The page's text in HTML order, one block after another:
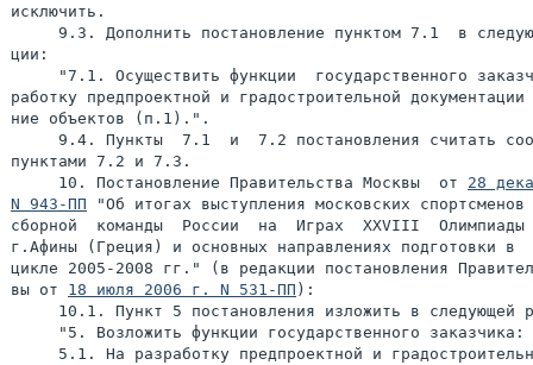
исключить.
9.3. Дополнить постановление пунктом 7.1  в
ции:
"7.1. Осуществить функции  государственного
работку предпроектной и градостроительной
ние объектов (п.1).".
9.4. Пункты  7.1  и  7.2 постановления считать
пунктами 7.2 и 7.3.
     10. Постановление Правительства Москвы  от
28
N 943-ПП "Об итогах выступления московских
сборной  команды  России  на  Играх  ХХVIII  Олимпиады
г.Афины (Греция) и основных направлениях подготовки в
цикле 2005-2008 гг." (в редакции постановления
вы от 18 июля 2006 г. N 531-ПП ):
10.1. Пункт 5 постановления изложить в следующей
     "5. Возложить функции государственного заказчика:
5.1. На разработку предпроектной и